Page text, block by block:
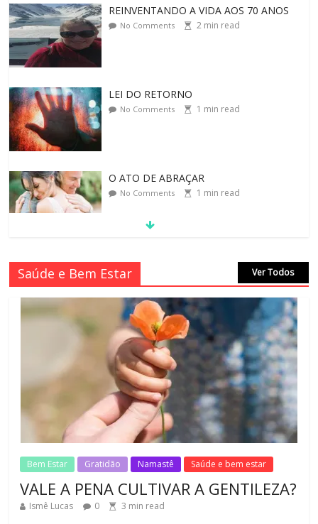
REINVENTANDO A VIDA AOS 70 ANOS
No Comments 2 min read
LEI DO RETORNO
No Comments 1 min read
O ATO DE ABRAÇAR
No Comments 1 min read
MORAL-POR-CIDINHA CASSIANO &
CIDA SIMONI
No Comments 1min read
SAGRADA FAMÍLIA – MAIA SOMEL
No Comments min read
VALE A PENA CULTIVAR A GENTILEZA?
No Comments 3min read
Saúde e Bem Estar Ver Todos
Bem Estar Gratidão Namastê Saúde e bem estar
VALE A PENA CULTIVAR A GENTILEZA?
Ismê Lucas 0 3 min read